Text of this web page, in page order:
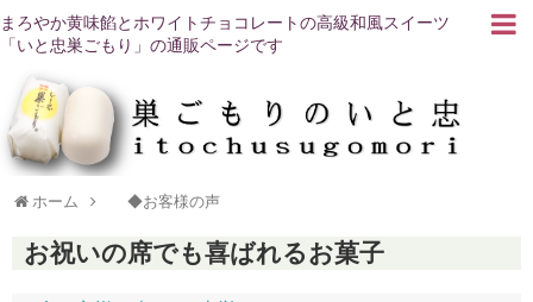
まろやか黄味餡とホワイトチョコレートの高級和風スイーツ
「いと忠巣ごもり」の通販ページです
ホーム ◆お客様の声
お祝いの席でも喜ばれるお菓子